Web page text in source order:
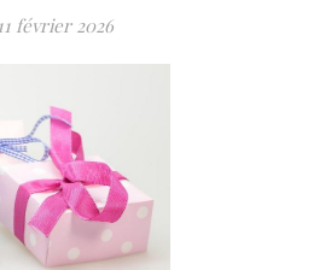
février 2026